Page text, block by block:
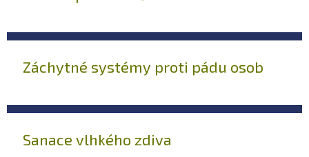
Záchytné systémy proti pádu osob
Sanace vlhkého zdiva